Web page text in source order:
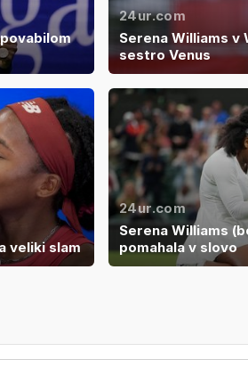
24ur.com
Serena Williams v
sestro Venus
veliki slam
24ur.com
Serena Williams
pomahala v slovo